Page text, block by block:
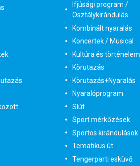
utazás
Ifjúsági program /
Osztálykirándulás
Kombinált nyaralás
Koncertek / Musical
Kultúra és történelem
Körutazás
Körutazás+Nyaralás
Nyaralóprogram
Síút
Sport mérkőzések
Sportos kirándulások
Tematikus út
Tengerparti esküvő